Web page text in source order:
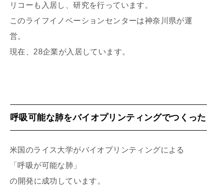
リコーも入居し、研究を行っています。
このライフイノベーションセンターは神奈川県が運
営。
現在、28企業が入居しています。
呼吸可能な肺をバイオプリンティングでつくった
米国のライス大学がバイオプリンティングによる
「呼吸が可能な肺」
の開発に成功しています。